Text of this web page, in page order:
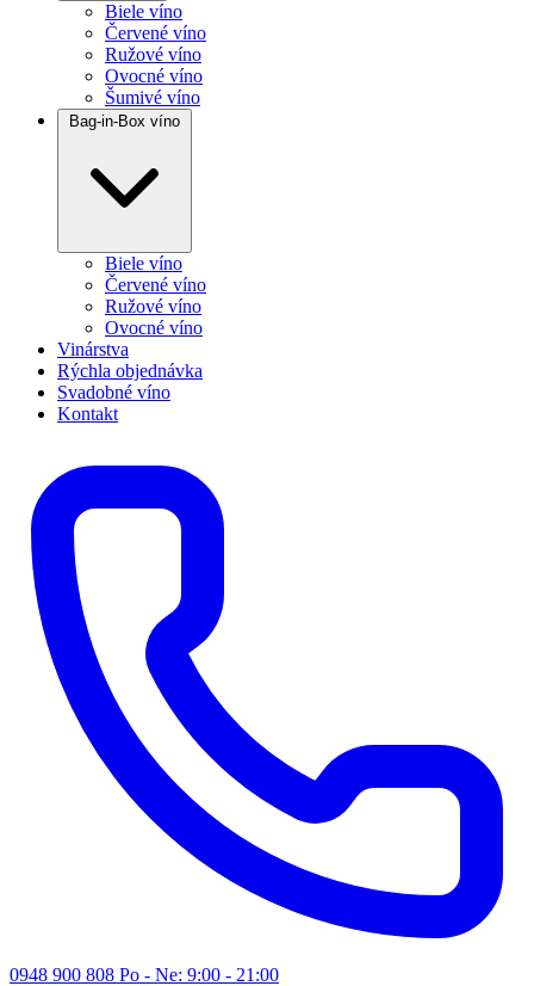
Biele víno
Červené víno
Ružové víno
Ovocné víno
Šumivé víno
Bag-in-Box víno
Biele víno
Červené víno
Ružové víno
Ovocné víno
Vinárstva
Rýchla objednávka
Svadobné víno
Kontakt
0948 900 808 Po - Ne: 9:00 - 21:00